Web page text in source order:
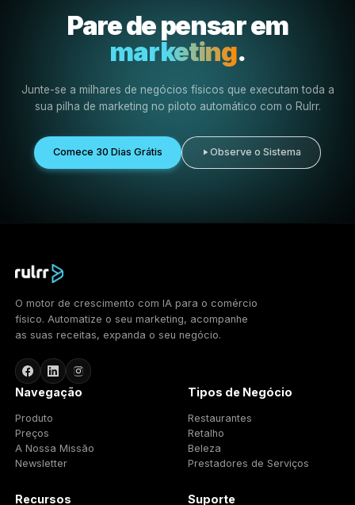
Use ativos preparados e direção de campanha em vez
criar tudo do zero.
Mais exposição
os clientes podem comprar de você.